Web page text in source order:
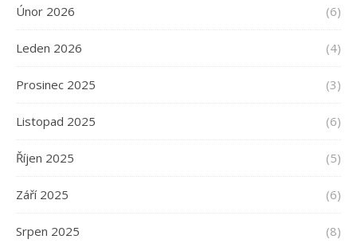
Únor 2026 (6)
Leden 2026 (4)
Prosinec 2025 (3)
Listopad 2025 (6)
Říjen 2025 (5)
Září 2025 (6)
Srpen 2025 (8)